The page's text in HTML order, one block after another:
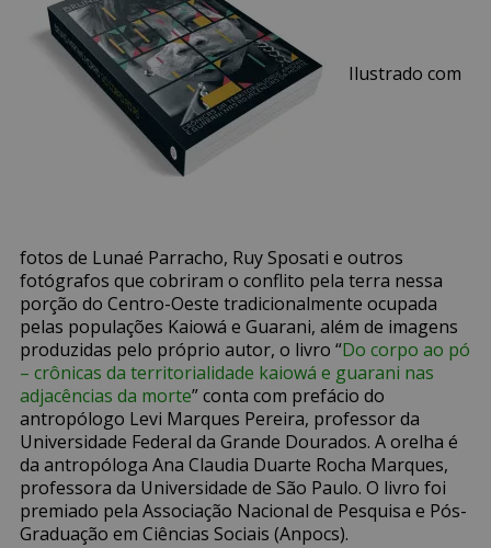
Ilustrado com
fotos de Lunaé Parracho, Ruy Sposati e outros
fotógrafos que cobriram o conflito pela terra nessa
porção do Centro-Oeste tradicionalmente ocupada
pelas populações Kaiowá e Guarani, além de imagens
produzidas pelo próprio autor, o livro “Do corpo ao pó
– crônicas da territorialidade kaiowá e guarani nas
adjacências da morte” conta com prefácio do
antropólogo Levi Marques Pereira, professor da
Universidade Federal da Grande Dourados. A orelha é
da antropóloga Ana Claudia Duarte Rocha Marques,
professora da Universidade de São Paulo. O livro foi
premiado pela Associação Nacional de Pesquisa e Pós-
Graduação em Ciências Sociais (Anpocs).